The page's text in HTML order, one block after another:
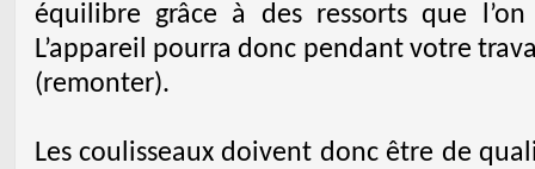
équilibre grâce à des ressorts que
L’appareil pourra donc pendant votre
(remonter).
Les coulisseaux doivent donc être de